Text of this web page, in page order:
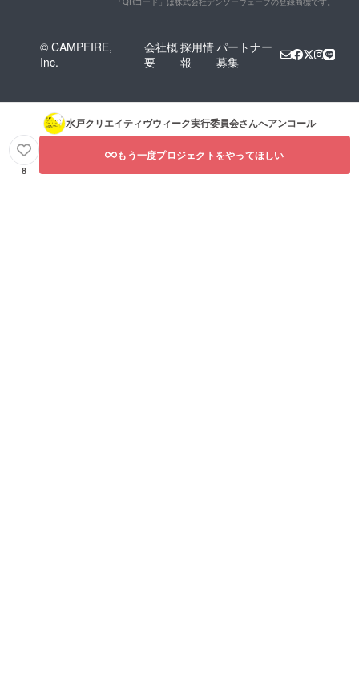
© CAMPFIRE,
Inc.
会社概
要
採用情
報
パートナー
募集
水戸クリエイティヴウィーク実行委員会さんへアンコール
8
もう一度プロジェクトをやってほしい